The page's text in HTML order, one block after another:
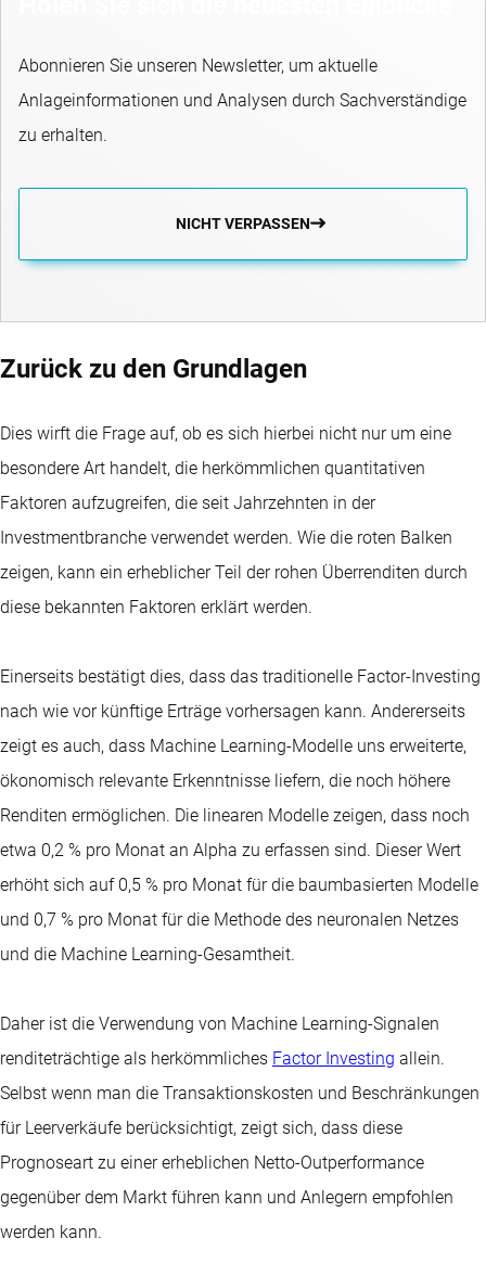
Abonnieren Sie unseren Newsletter, um aktuelle
Anlageinformationen und Analysen durch Sachverständige
zu erhalten.
NICHT VERPASSEN
Zurück zu den Grundlagen
Dies wirft die Frage auf, ob es sich hierbei nicht nur um eine
besondere Art handelt, die herkömmlichen quantitativen
Faktoren aufzugreifen, die seit Jahrzehnten in der
Investmentbranche verwendet werden. Wie die roten Balken
zeigen, kann ein erheblicher Teil der rohen Überrenditen durch
diese bekannten Faktoren erklärt werden.
Einerseits bestätigt dies, dass das traditionelle Factor-Investing
nach wie vor künftige Erträge vorhersagen kann. Andererseits
zeigt es auch, dass Machine Learning-Modelle uns erweiterte,
ökonomisch relevante Erkenntnisse liefern, die noch höhere
Renditen ermöglichen. Die linearen Modelle zeigen, dass noch
etwa 0,2 % pro Monat an Alpha zu erfassen sind. Dieser Wert
erhöht sich auf 0,5 % pro Monat für die baumbasierten Modelle
und 0,7 % pro Monat für die Methode des neuronalen Netzes
und die Machine Learning-Gesamtheit.
Daher ist die Verwendung von Machine Learning-Signalen
renditeträchtige als herkömmliches Factor Investing allein.
Selbst wenn man die Transaktionskosten und Beschränkungen
für Leerverkäufe berücksichtigt, zeigt sich, dass diese
Prognoseart zu einer erheblichen Netto-Outperformance
gegenüber dem Markt führen kann und Anlegern empfohlen
werden kann.